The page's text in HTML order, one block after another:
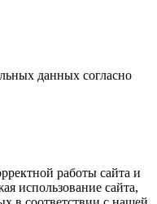
данных согласно
работы сайта и
использование сайта,